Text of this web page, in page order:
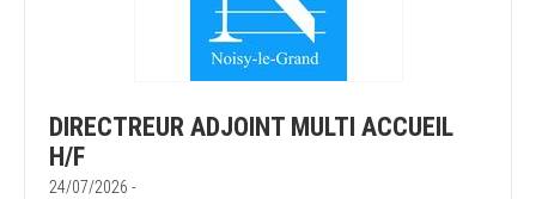
DIRECTREUR ADJOINT MULTI ACCUEIL
H/F
24/07/2026 -